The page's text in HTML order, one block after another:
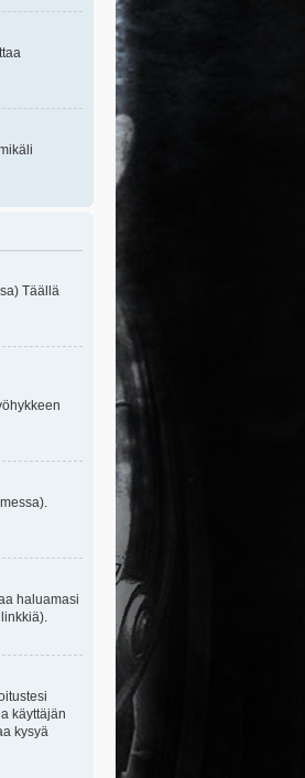
Täällä
haluamasi
käyttäjän
kysyä